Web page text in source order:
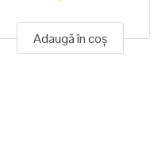
Adaugă în coș